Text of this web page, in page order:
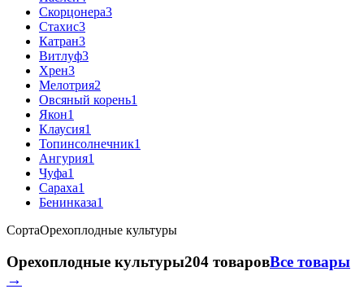
Скорцонера3
Стахис3
Катран3
Витлуф3
Хрен3
Мелотрия2
Овсяный корень1
Якон1
Клаусия1
Топинсолнечник1
Ангурия1
Чуфа1
Сараха1
Бенинказа1
СортаОрехоплодные культуры
Орехоплодные культуры204 товаровВсе товары
→